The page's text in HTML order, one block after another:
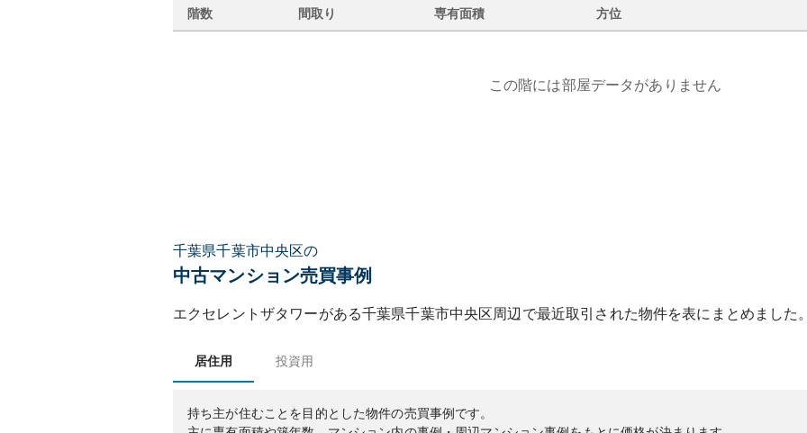
階数 間取り 専有面積 方位
この階には部屋データがありません
千葉県千葉市中央区の
中古マンション売買事例
エクセレントザタワーがある千葉県千葉市中央区周辺で最近取引された物件を表にまとめました
居住用 投資用
持ち主が住むことを目的とした物件の売買事例です。